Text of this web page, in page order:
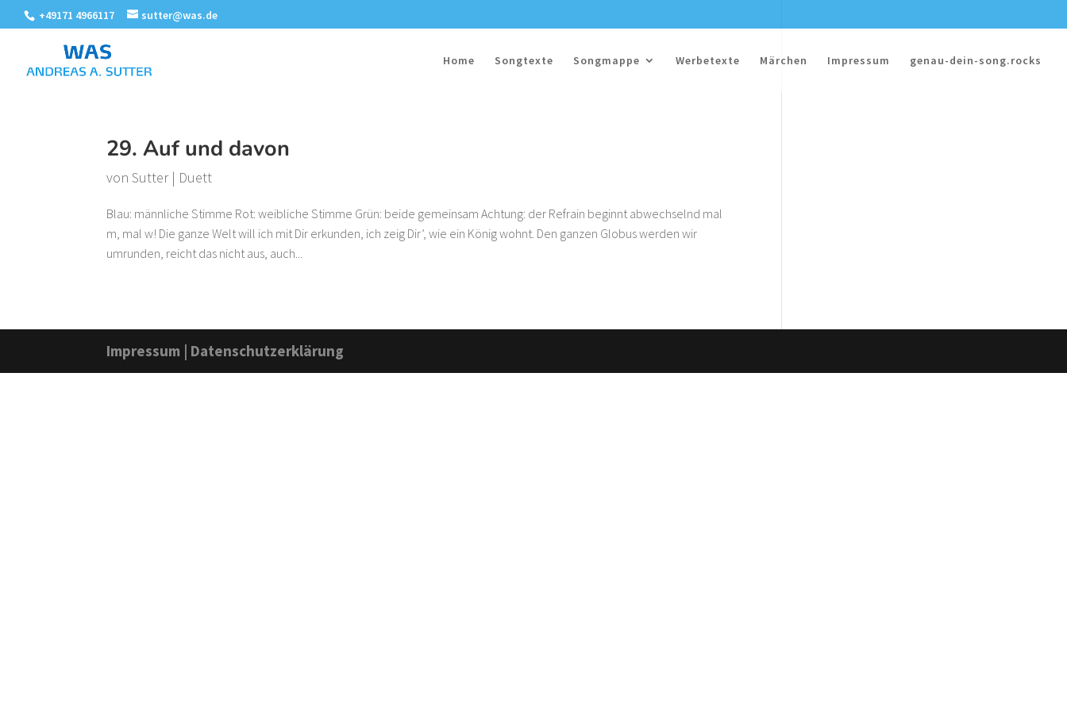
+49171 4966117 sutter@was.de
Home Songtexte Songmappe Werbetexte Märchen Impressum genau-dein-song.rocks
29. Auf und davon
vonSutter| Duett
Blau: männliche Stimme Rot: weibliche Stimme Grün: beide gemeinsam Achtung: der Refrain beginnt abwechselnd mal
m, mal w! Die ganze Welt will ich mit Dir erkunden, ich zeig Dir’, wie ein König wohnt. Den ganzen Globus werden wir
umrunden, reicht das nicht aus, auch...
Impressum | Datenschutzerklärung